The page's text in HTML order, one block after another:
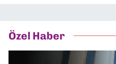
Özel Haber